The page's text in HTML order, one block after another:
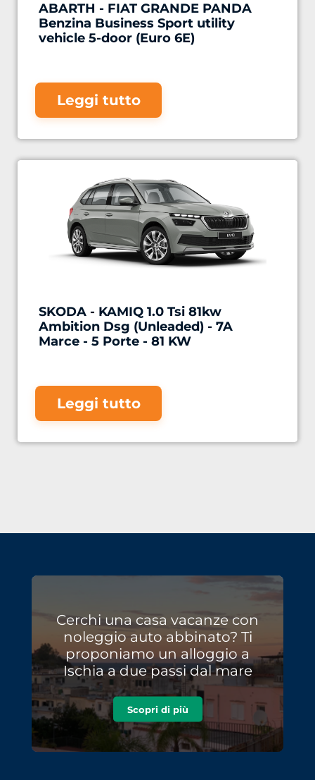
ABARTH - FIAT GRANDE PANDA
Benzina Business Sport utility
vehicle 5-door (Euro 6E)
Leggi tutto
SKODA - KAMIQ 1.0 Tsi 81kw
Ambition Dsg (Unleaded) - 7A
Marce - 5 Porte - 81 KW
Leggi tutto
Cerchi una casa vacanze con
noleggio auto abbinato? Ti
proponiamo un alloggio a
Ischia a due passi dal mare
Scopri di più